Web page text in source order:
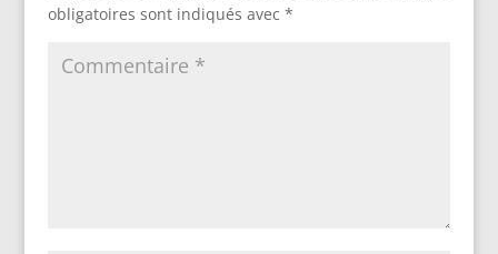
obligatoires sont indiqués avec *